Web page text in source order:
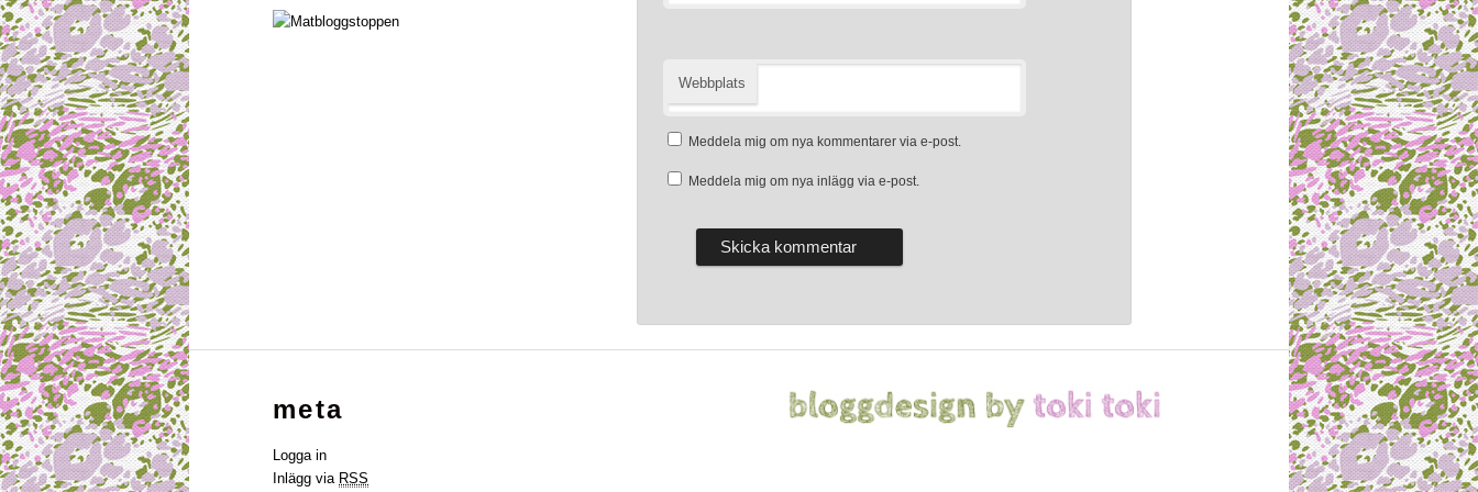
Webbplats
Meddela mig om nya kommentarer via e-post.
Meddela mig om nya inlägg via e-post.
meta
Logga in
Inlägg via RSS